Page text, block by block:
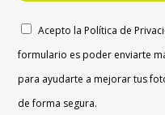
Acepto la Política de
formulario es poder enviarte
para ayudarte a mejorar tus
de forma segura.